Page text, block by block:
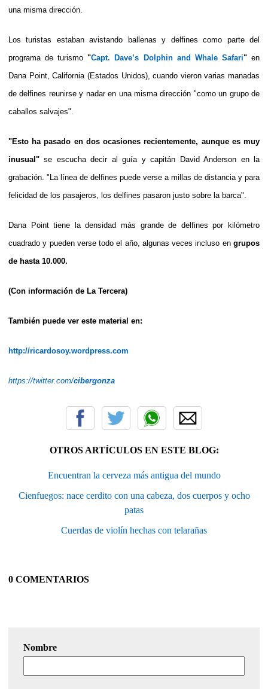
una misma dirección.
Los turistas estaban avistando ballenas y delfines como parte del
programa de turismo"Capt. Dave’s Dolphin and Whale Safari"en
Dana Point, California (Estados Unidos), cuando vieron varias manadas
de delfines reunirse y nadar en una misma dirección "como un grupo de
caballos salvajes".
"Esto ha pasado en dos ocasiones recientemente, aunque es muy
inusual" se escucha decir al guía y capitán David Anderson en la
grabación. "La línea de delfines puede verse a millas de distancia y para
felicidad de los pasajeros, los delfines pasaron justo sobre la barca".
Dana Point tiene la densidad más grande de delfines por kilómetro
cuadrado y pueden verse todo el año, algunas veces incluso en grupos
de hasta 10.000.
(Con información de La Tercera)
También puede ver este material en:
http://ricardosoy.wordpress.com
https://twitter.com/cibergonza
OTROS ARTÍCULOS EN ESTE BLOG:
Encuentran la cerveza más antigua del mundo
Cienfuegos: nace cerdito con una cabeza, dos cuerpos y ocho
patas
Cuerdas de violín hechas con telarañas
0 COMENTARIOS
Nombre